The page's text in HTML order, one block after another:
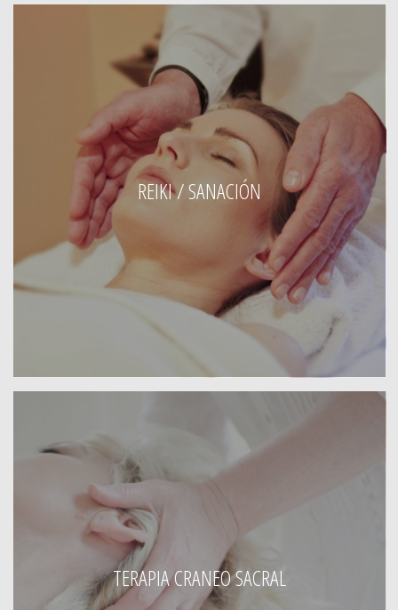
REIKI / SANACIÓN
TERAPIA CRANEO SACRAL